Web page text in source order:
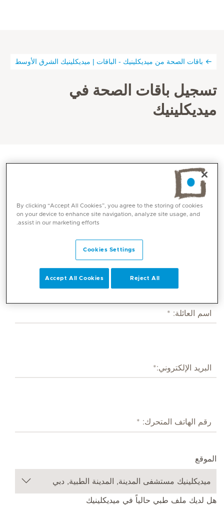
باقات الصحة من ميديكلينيك - الباقات | ميديكلينيك الشرق الأوسط
تسجيل باقات الصحة في
ميديكلينيك
من خلال هذه الصفحة يمكنك التسجيل للحصول على خدمات
الفحص الطبي، وسنحرص على التواصل معك إما عبر الهاتف أو
البريد الإلكتروني بمجرد قيامك بالتسجيل. صحتك وعافيتك هي
الموقع
هل لديك ملف طبي حالياً في ميديكلينيك
By clicking “Accept All Cookies”, you agree to the storing of cookies
on your device to enhance site navigation, analyze site usage, and
assist in our marketing efforts.
Cookies Settings
Reject All
Accept All Cookies